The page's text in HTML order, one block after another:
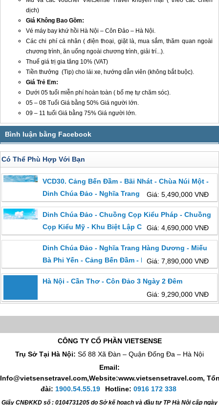
dịch)
Giá Không Bao Gồm:
Vé máy bay khứ hồi Hà Nội –Côn Đảo – Hà Nội.
Các chi phí cá nhân ( điện thoại, giặt là, mua sắm, thăm quan ngoài
chương trình, ăn uống ngoài chương trình, giải trí...).
Thuế giá trị gia tăng 10% (VAT)
Tiền thưởng (Tip) cho lái xe, hướng dẫn viên (không bắt buộc).
Giá Trẻ Em:
Dưới 05 tuổi miễn phí hoàn toàn ( bố mẹ tự chăm sóc).
05 – 08 Tuổi Giá bằng 50% Giá người lớn.
09 – 11 tuổi Giá bằng 75% Giá người lớn.
Có Thể Phù Hợp Với Bạn
VCD30. Cảng Bến Đầm - Bãi Nhát - Chùa Núi Một -
Dinh Chúa Đảo - Nghĩa Trang Hàng Dương 3 Ngày
2 Đêm Khởi Hành Từ Hà Nội
Giá: 5,490,000 VNĐ
Dinh Chúa Đảo - Chuồng Cọp Kiểu Pháp - Chuồng
Cọp Kiểu Mỹ - Khu Biệt Lập Chuồng Bò - Nghĩa
Trang Hàng Dương 2 Ngày 1 Đêm Khởi Hành Từ Hà
Nội
Giá: 4,690,000 VNĐ
Dinh Chúa Đảo - Nghĩa Trang Hàng Dương - Miếu
Bà Phi Yến - Cảng Bến Đầm - Bãi Nhát - Chùa Núi
Một (Đi HCM Về Cần Thơ)
Giá: 7,890,000 VNĐ
Hà Nội - Cần Thơ - Côn Đảo 3 Ngày 2 Đêm
Giá: 9,290,000 VNĐ
CÔNG TY CỔ PHẦN VIETSENSE
Trụ Sở Tại Hà Nội: Số 88 Xã Đàn – Quận Đống Đa – Hà Nội
Email:
Info@vietsensetravel.com,Website:www.vietsensetravel.com,
đài: 1900.54.55.19 Hotline: 0916 172 338
Giấy CNĐKKD số : 0104731205 do Sở kế hoạch và đầu tư TP Hà Nội cấp ngày